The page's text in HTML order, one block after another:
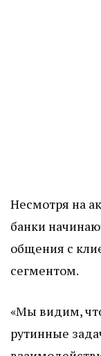
Несмотря на
банки
общения с
сегментом.
«Мы видим,
рутинные